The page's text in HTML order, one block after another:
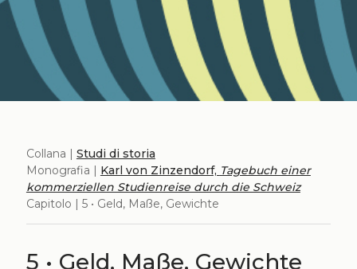
Collana | Studi di storia
Monografia | Karl von Zinzendorf, Tagebuch einer
kommerziellen Studienreise durch die Schweiz
Capitolo | 5 • Geld, Maße, Gewichte
5 • Geld, Maße, Gewichte